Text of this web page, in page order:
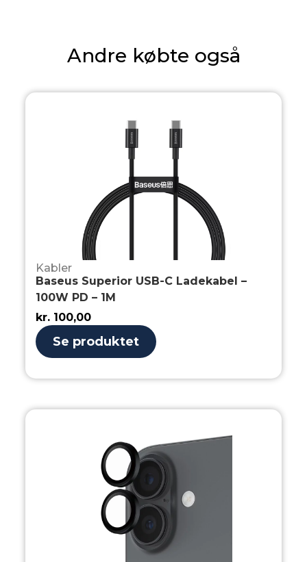
Andre købte også
Kabler
Baseus Superior USB-C Ladekabel –
100W PD – 1M
kr. 100,00
Se produktet